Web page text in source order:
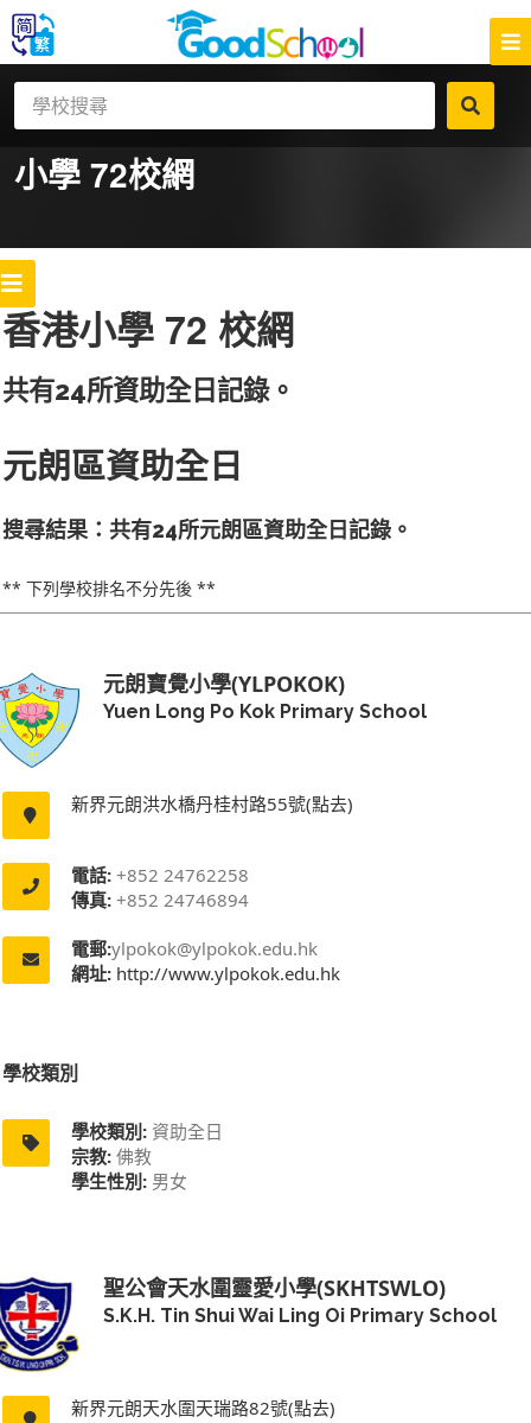
小學 72校網
香港小學 72 校網
共有24所資助全日記錄。
元朗區資助全日
搜尋結果：共有24所元朗區資助全日記錄。
** 下列學校排名不分先後 **
元朗寶覺小學(YLPOKOK)
Yuen Long Po Kok Primary School
新界元朗洪水橋丹桂村路55號(點去)
電話: +852 24762258
傳真: +852 24746894
電郵:ylpokok@ylpokok.edu.hk
網址: http://www.ylpokok.edu.hk
學校類別
學校類別: 資助全日
宗教: 佛教
學生性別: 男女
聖公會天水圍靈愛小學(SKHTSWLO)
S.K.H. Tin Shui Wai Ling Oi Primary School
新界元朗天水圍天瑞路82號(點去)